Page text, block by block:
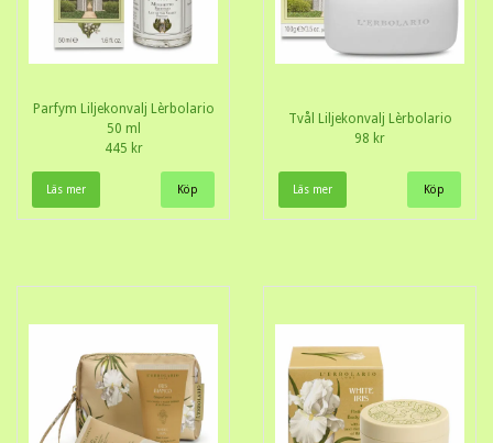
Parfym Liljekonvalj Lèrbolario
50 ml
445 kr
Läs mer
Tvål Liljekonvalj Lèrbolario
98 kr
Läs mer